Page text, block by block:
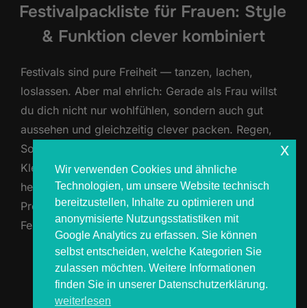
Festivalpackliste für Frauen: Style
& Funktion clever kombiniert
Festivals sind pure Freiheit — tanzen, lachen,
loslassen. Aber mal ehrlich: Gerade als Frau willst
du dich nicht nur wohlfühlen, sondern auch gut
aussehen und gleichzeitig clever packen. Regen,
Sonne, Matsch und Moshpit fordern deinen
Kleiderschrank und deine Hygieneartikel ziemlich
heraus. Hier bekommst du von uns — den Festival-
Profis bei COSMOS4YOU — die ultimative
Festivalpackliste …
MEHRÜBER „FESTIVALPACKLISTE
LESEN
Wir verwenden Cookies und ähnliche
Technologien, um unsere Website technisch
bereitzustellen, Inhalte zu optimieren und
anonymisierte Nutzungsstatistiken mit
Google Analytics zu erfassen. Sie können
selbst entscheiden, welche Kategorien Sie
zulassen möchten. Weitere Informationen
finden Sie in unserer Datenschutzerklärung.
weiterlesen
x